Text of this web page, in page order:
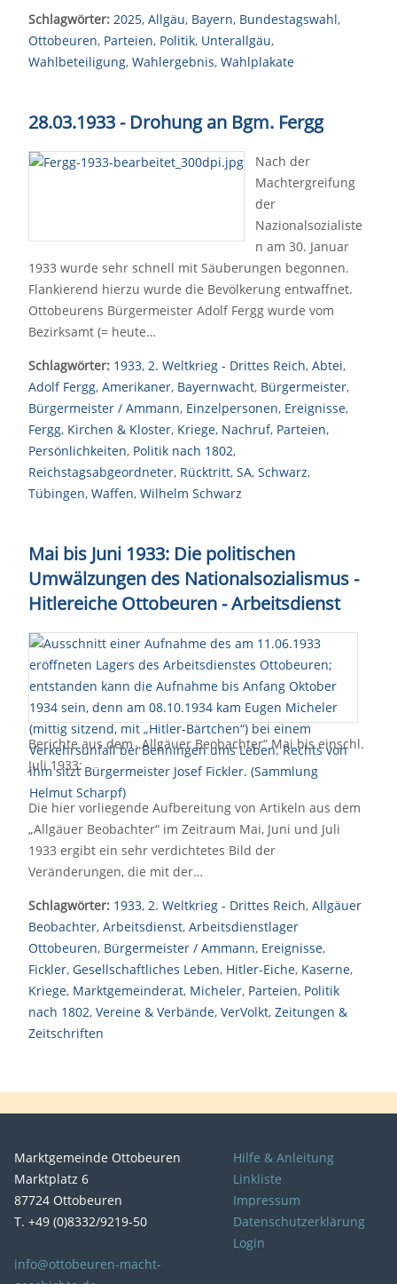
Schlagwörter: 2025, Allgäu, Bayern, Bundestagswahl,
Ottobeuren, Parteien, Politik, Unterallgäu,
Wahlbeteiligung, Wahlergebnis, Wahlplakate
28.03.1933 - Drohung an Bgm. Fergg
Nach der
Machtergreifung
der
Nazionalsozialiste
n am 30. Januar
1933 wurde sehr schnell mit Säuberungen begonnen.
Flankierend hierzu wurde die Bevölkerung entwaffnet.
Ottobeurens Bürgermeister Adolf Fergg wurde vom
Bezirksamt (= heute…
Schlagwörter: 1933, 2. Weltkrieg - Drittes Reich, Abtei,
Adolf Fergg, Amerikaner, Bayernwacht, Bürgermeister,
Bürgermeister / Ammann, Einzelpersonen, Ereignisse,
Fergg, Kirchen & Kloster, Kriege, Nachruf, Parteien,
Persönlichkeiten, Politik nach 1802,
Reichstagsabgeordneter, Rücktritt, SA, Schwarz,
Tübingen, Waffen, Wilhelm Schwarz
Mai bis Juni 1933: Die politischen
Umwälzungen des Nationalsozialismus -
Hitlereiche Ottobeuren - Arbeitsdienst
Berichte aus dem „Allgäuer Beobachter“ Mai bis einschl.
Juli 1933:
Die hier vorliegende Aufbereitung von Artikeln aus dem
„Allgäuer Beobachter“ im Zeitraum Mai, Juni und Juli
1933 ergibt ein sehr verdichtetes Bild der
Veränderungen, die mit der…
Schlagwörter: 1933, 2. Weltkrieg - Drittes Reich, Allgäuer
Beobachter, Arbeitsdienst, Arbeitsdienstlager
Ottobeuren, Bürgermeister / Ammann, Ereignisse,
Fickler, Gesellschaftliches Leben, Hitler-Eiche, Kaserne,
Kriege, Marktgemeinderat, Micheler, Parteien, Politik
nach 1802, Vereine & Verbände, VerVolkt, Zeitungen &
Zeitschriften
Marktgemeinde Ottobeuren
Marktplatz 6
87724 Ottobeuren
T. +49 (0)8332/9219-50
info@ottobeuren-macht-
Hilfe & Anleitung
Linkliste
Impressum
Datenschutzerklärung
Login